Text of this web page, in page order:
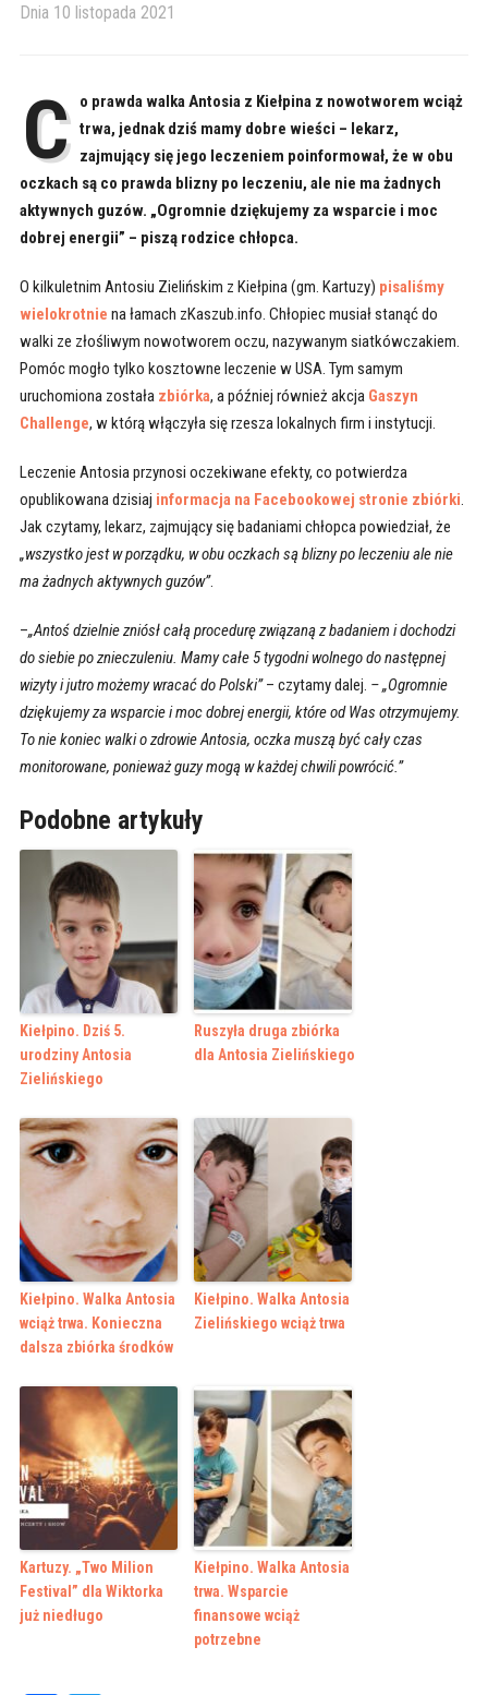
Dnia 10 listopada 2021
C
o prawda walka Antosia z Kiełpina z nowotworem wciąż
trwa, jednak dziś mamy dobre wieści – lekarz,
zajmujący się jego leczeniem poinformował, że w obu
oczkach są co prawda blizny po leczeniu, ale nie ma żadnych
aktywnych guzów. „Ogromnie dziękujemy za wsparcie i moc
dobrej energii” – piszą rodzice chłopca.
O kilkuletnim Antosiu Zielińskim z Kiełpina (gm. Kartuzy) pisaliśmy
wielokrotnie na łamach zKaszub.info. Chłopiec musiał stanąć do
walki ze złośliwym nowotworem oczu, nazywanym siatkówczakiem.
Pomóc mogło tylko kosztowne leczenie w USA. Tym samym
uruchomiona została zbiórka, a później również akcja Gaszyn
Challenge, w którą włączyła się rzesza lokalnych firm i instytucji.
Leczenie Antosia przynosi oczekiwane efekty, co potwierdza
opublikowana dzisiaj informacja na Facebookowej stronie zbiórki.
Jak czytamy, lekarz, zajmujący się badaniami chłopca powiedział, że
„wszystko jest w porządku, w obu oczkach są blizny po leczeniu ale nie
ma żadnych aktywnych guzów”.
–„Antoś dzielnie zniósł całą procedurę związaną z badaniem i dochodzi
do siebie po znieczuleniu. Mamy całe 5 tygodni wolnego do następnej
wizyty i jutro możemy wracać do Polski”– czytamy dalej. – „Ogromnie
dziękujemy za wsparcie i moc dobrej energii, które od Was otrzymujemy.
To nie koniec walki o zdrowie Antosia, oczka muszą być cały czas
monitorowane, ponieważ guzy mogą w każdej chwili powrócić.”
Podobne artykuły
Kiełpino. Dziś 5.
urodziny Antosia
Zielińskiego
Ruszyła druga zbiórka
dla Antosia Zielińskiego
Kiełpino. Walka Antosia
wciąż trwa. Konieczna
dalsza zbiórka środków
Kiełpino. Walka Antosia
Zielińskiego wciąż trwa
Kartuzy. „Two Milion
Festival” dla Wiktorka
już niedługo
Kiełpino. Walka Antosia
trwa. Wsparcie
finansowe wciąż
potrzebne